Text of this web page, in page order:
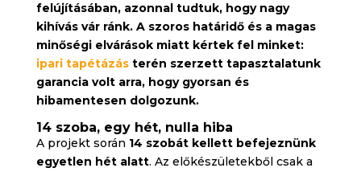
felújításában, azonnal tudtuk, hogy nagy
kihívás vár ránk. A szoros határidő és a magas
minőségi elvárások miatt kértek fel minket:
ipari tapétázásterén szerzett tapasztalatunk
garancia volt arra, hogy gyorsan és
hibamentesen dolgozunk.
14 szoba, egy hét, nulla hiba
A projekt során 14 szobát kellett befejeznünk
egyetlen hét alatt. Az előkészületekből csak a